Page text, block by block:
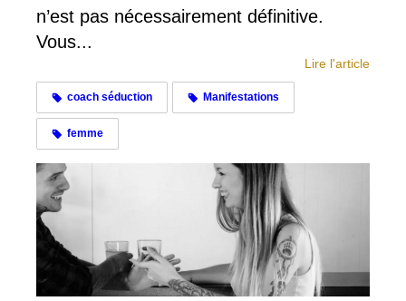
n’est pas nécessairement définitive.
Vous...
Lire l'article
coach séduction Manifestations
femme